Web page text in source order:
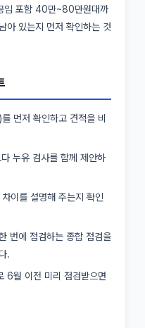
임 포함 40만~80만원대까
아 있는지 먼저 확인하는 것
먼저 확인하고 견적을 비
누유 검사를 함께 제안하
이를 설명해 주는지 확인
번에 점검하는 종합 점검을
.
6월 이전 미리 점검받으면